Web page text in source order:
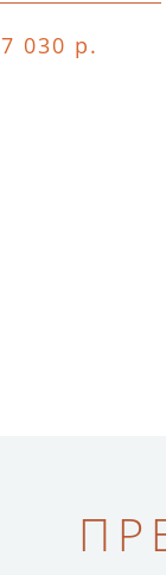
7 030 р.